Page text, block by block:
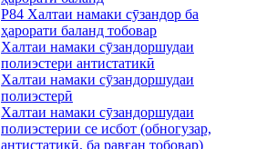
P84 Халтаи намаки сӯзандор ба
ҳарорати баланд тобовар
Халтаи намаки сӯзандоршудаи
полиэстери антистатикӣ
Халтаи намаки сӯзандоршудаи
полиэстерӣ
Халтаи намаки сӯзандоршудаи
полиэстерии се исбот (обногузар,
антистатикӣ, ба равған тобовар)